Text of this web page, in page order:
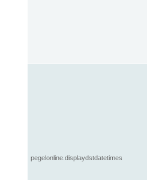
pegelonline.displaydstdatetimes